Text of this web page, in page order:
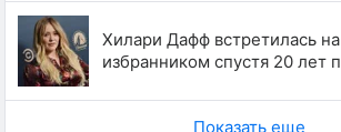
Хилари Дафф встретилась
избранником спустя 20 лет
Показать еще